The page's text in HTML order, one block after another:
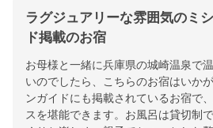
ラグジュアリーな雰囲気のミ
ド掲載のお宿
お母様と一緒に兵庫県の城崎温泉で
いのでしたら、こちらのお宿はいか
ンガイドにも掲載されているお宿で
スを堪能できます。お風呂は貸切制